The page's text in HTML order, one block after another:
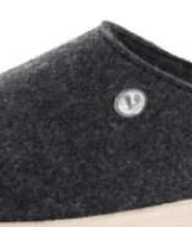
I. PRODUKT LETA